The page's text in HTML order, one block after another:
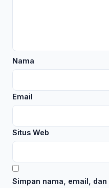
Nama
Email
Situs Web
Simpan nama, email,